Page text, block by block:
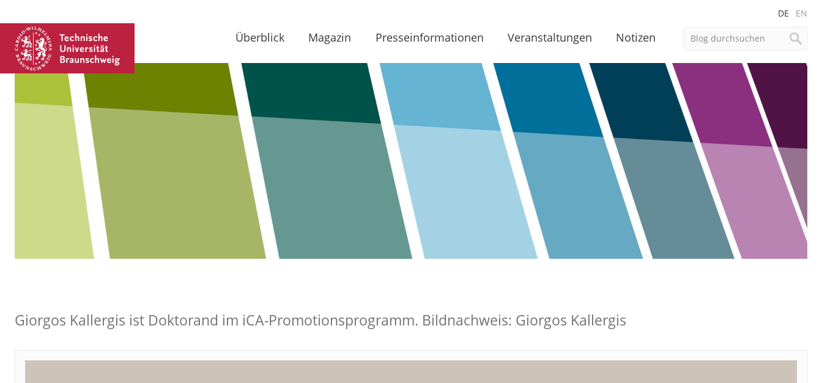
DE EN
Überblick Magazin Presseinformationen Veranstaltungen Notizen
Giorgos Kallergis ist Doktorand im iCA-Promotionsprogramm. Bildnachweis: Giorgos Kallergis